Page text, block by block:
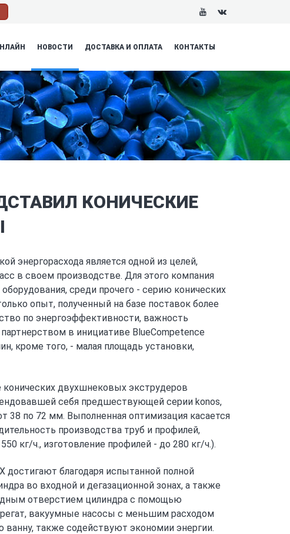
НОВОСТИ ДОСТАВКА И ОПЛАТА КОНТАКТЫ
КОНИЧЕСКИЕ
энергорасхода является одной из целей,
в своем производстве. Для этого компания
среди прочего - серию конических
опыт, полученный на базе поставок более
по энергоэффективности, важность
в инициативе BlueCompetence
кроме того, - малая площадь установки,
двухшнековых экструдеров
себя предшествующей серии konos,
по 72 мм. Выполненная оптимизация касается
производства труб и профилей,
кг/ч., изготовление профилей - до 280 кг/ч.).
благодаря испытанной полной
во входной и дегазационной зонах, а также
отверстием цилиндра с помощью
вакуумные насосы с меньшим расходом
также содействуют экономии энергии.